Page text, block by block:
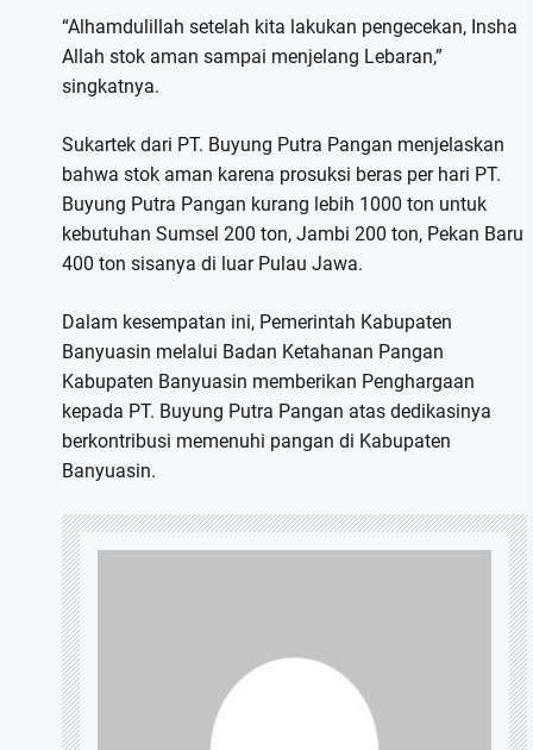
“Alhamdulillah setelah kita lakukan pengecekan, Insha
Allah stok aman sampai menjelang Lebaran,”
singkatnya.
Sukartek dari PT. Buyung Putra Pangan menjelaskan
bahwa stok aman karena prosuksi beras per hari PT.
Buyung Putra Pangan kurang lebih 1000 ton untuk
kebutuhan Sumsel 200 ton, Jambi 200 ton, Pekan Baru
400 ton sisanya di luar Pulau Jawa.
Dalam kesempatan ini, Pemerintah Kabupaten
Banyuasin melalui Badan Ketahanan Pangan
Kabupaten Banyuasin memberikan Penghargaan
kepada PT. Buyung Putra Pangan atas dedikasinya
berkontribusi memenuhi pangan di Kabupaten
Banyuasin.